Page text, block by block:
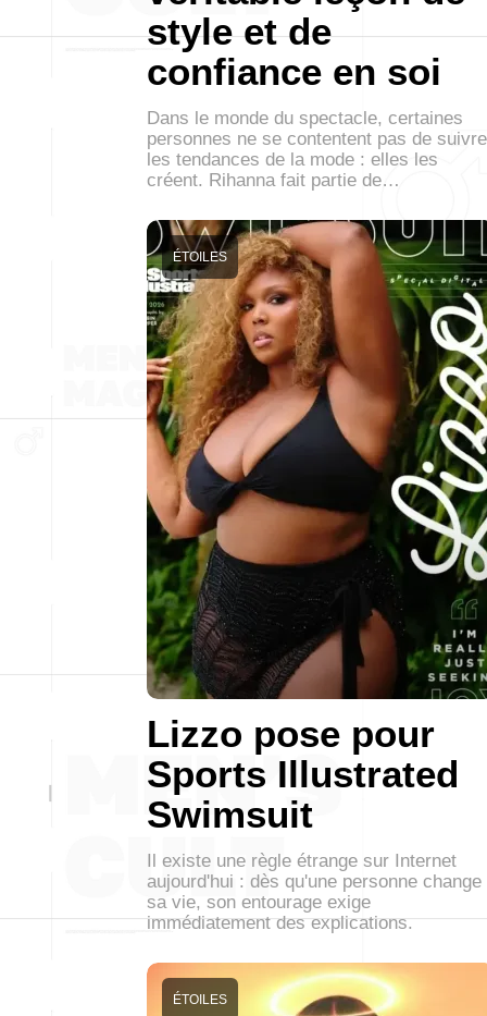
style et de
confiance en soi
Dans le monde du spectacle, certaines
personnes ne se contentent pas de suivre
les tendances de la mode : elles les
créent. Rihanna fait partie de…
Lizzo pose pour
Sports Illustrated
Swimsuit
ÉTOILES
Il existe une règle étrange sur Internet
aujourd'hui : dès qu'une personne change
sa vie, son entourage exige
immédiatement des explications.
ÉTOILES